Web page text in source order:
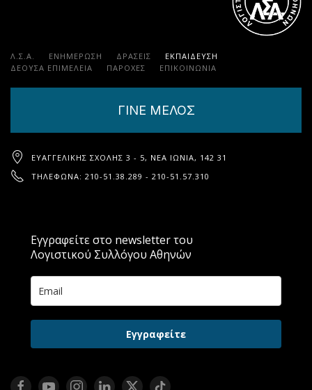
Λ.Σ.Α. ΕΝΗΜΕΡΩΣΗ ΔΡΑΣΕΙΣ
ΕΚΠΑΊΔΕΥΣΗ
ΔΕΟΥΣΑ ΕΠΙΜΕΛΕΙΑ
ΠΑΡΟΧΈΣ ΕΠΙΚΟΙΝΩΝΊΑ
ΓΙΝΕ ΜΕΛΟΣ
ΕΥΑΓΓΕΛΙΚΉΣ ΣΧΟΛΉΣ 3 - 5, ΝΈΑ ΙΩΝΊΑ, 142 31
ΤΗΛΈΦΩΝΑ: 210-51.38.289 - 210-51.57.310
Εγγραφείτε στο newsletter του
Λογιστικού Συλλόγου Αθηνών
Εγγραφείτε